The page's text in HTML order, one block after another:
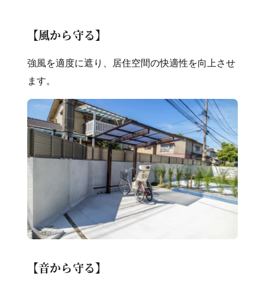
【風から守る】
強風を適度に遮り、居住空間の快適性を向上させ
ます。
【音から守る】